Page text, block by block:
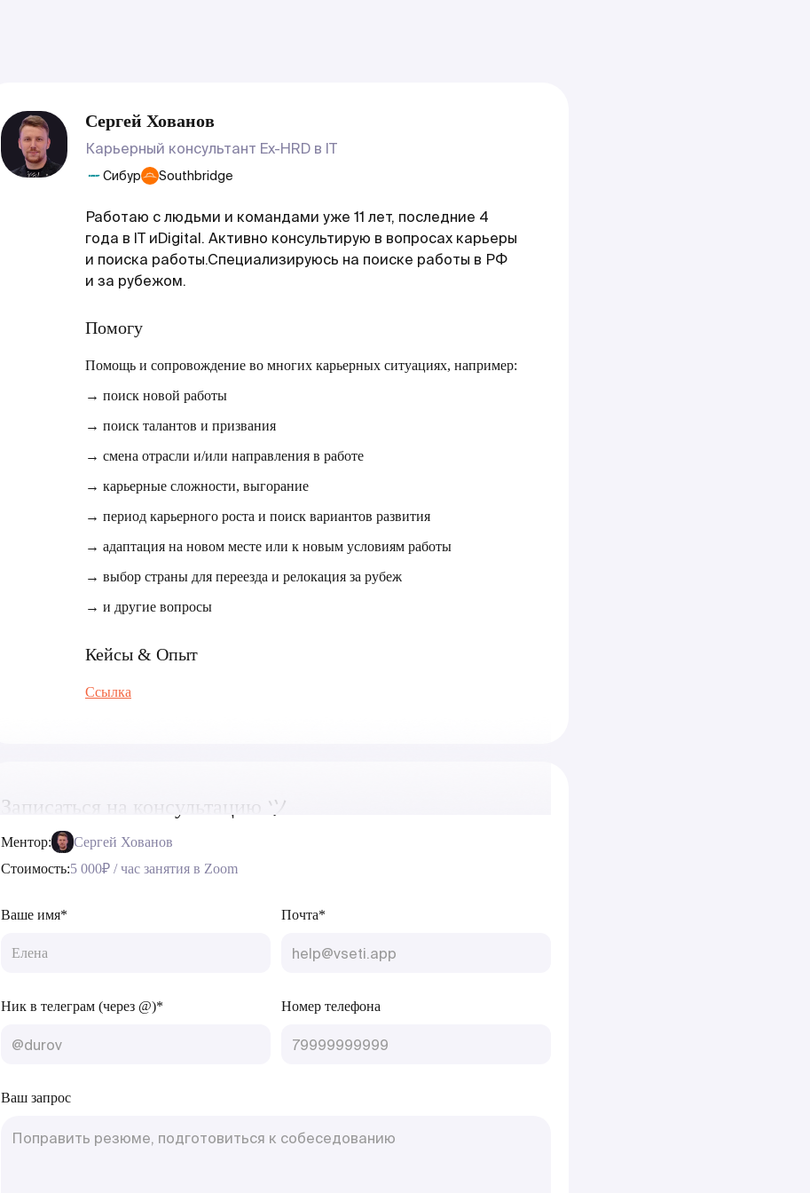
Сергей Хованов
Карьерный консультант Ex-HRD в IT
Сибур Southbridge
Работаю с людьми и командами уже 11 лет, последние 4
года в IT иDigital. Активно консультирую в вопросах карьеры
и поиска работы.Специализируюсь на поиске работы в РФ
и за рубежом.
Помогу
Помощь и сопровождение во многих карьерных ситуациях, например:
→ поиск новой работы
→ поиск талантов и призвания
→ смена отрасли и/или направления в работе
→ карьерные сложности, выгорание
→ период карьерного роста и поиск вариантов развития
→ адаптация на новом месте или к новым условиям работы
→ выбор страны для переезда и релокация за рубеж
→ и другие вопросы
Кейсы & Опыт
Ссылка
Записаться на консультацию ツ
Ментор:
Сергей Хованов
Стоимость:5 000₽ / час занятия в Zoom
Ваше имя* Почта*
Ник в телеграм (через @)* Номер телефона
Ваш запрос